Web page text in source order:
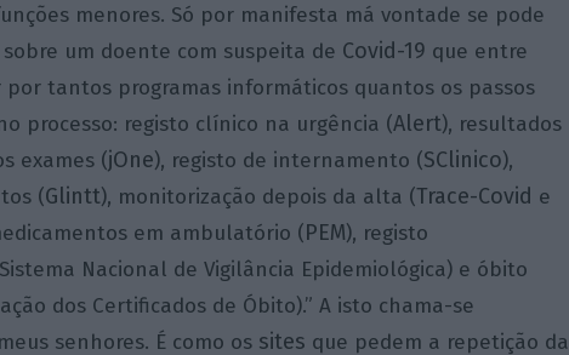
menores. Só por manifesta má vontade se pode
sobre um doente com suspeita de Covid-19 que entre
tantos programas informáticos quantos os passos
processo: registo clínico na urgência (Alert), resultados
exames (jOne), registo de internamento (SClinico),
(Glintt), monitorização depois da alta (Trace-Covid e
em ambulatório (PEM), registo
Nacional de Vigilância Epidemiológica) e óbito
dos Certificados de Óbito).” A isto chama-se
senhores. É como os sites que pedem a repetição da